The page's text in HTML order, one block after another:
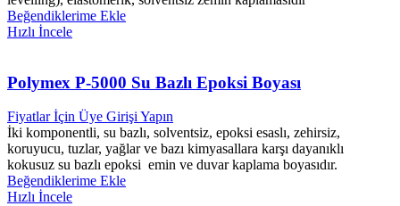
Beğendiklerime Ekle
Hızlı İncele
Polymex P-5000 Su Bazlı Epoksi Boyası
Fiyatlar İçin Üye Girişi Yapın
İki komponentli, su bazlı, solventsiz, epoksi esaslı, zehirsiz,
koruyucu, tuzlar, yağlar ve bazı kimyasallara karşı dayanıklı
kokusuz su bazlı epoksi emin ve duvar kaplama boyasıdır.
Beğendiklerime Ekle
Hızlı İncele